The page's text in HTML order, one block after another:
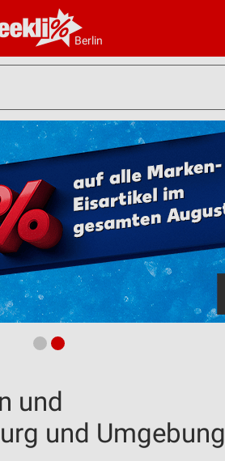
Berlin
und
und Umgebung